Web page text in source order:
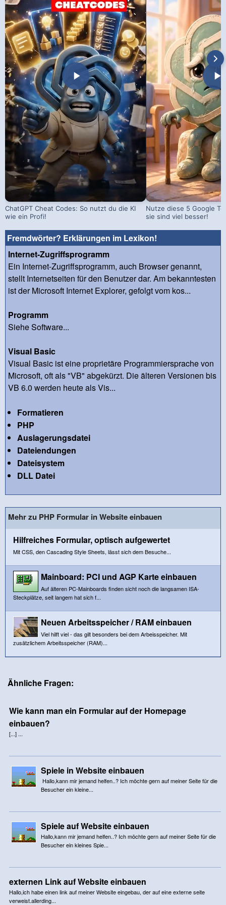
ChatGPT Cheat Codes: So nutzt du die KI
wie ein Profi!
Nutze diese 5 Google
sie sind viel besser!
Fremdwörter? Erklärungen im Lexikon!
Internet-Zugriffsprogramm
Ein Internet-Zugriffsprogramm, auch Browser genannt,
stellt Internetseiten für den Benutzer dar. Am bekanntesten
ist der Microsoft Internet Explorer, gefolgt vom kos...
Programm
Siehe Software...
Visual Basic
Visual Basic ist eine proprietäre Programmiersprache von
Microsoft, oft als "VB" abgekürzt. Die älteren Versionen bis
VB 6.0 werden heute als Vis...
Formatieren
PHP
Auslagerungsdatei
Dateiendungen
Dateisystem
DLL Datei
Mehr zu PHP Formular in Website einbauen
Hilfreiches Formular, optisch aufgewertet
Mit CSS, den Cascading Style Sheets, lässt sich dem Besuche...
Mainboard: PCI und AGP Karte einbauen
Auf älteren PC-Mainboards finden sicht noch die langsamen ISA-
Steckplätze, seit langem hat sich f...
Neuen Arbeitsspeicher / RAM einbauen
Viel hilft viel - das gilt besonders bei dem Arbeisspeicher. Mit
zusätzlichem Arbeitsspeicher (RAM)...
Ähnliche Fragen:
Wie kann man ein Formular auf der Homepage
einbauen?
[...] ...
Spiele in Website einbauen
Hallo,kann mir jemand helfen..? Ich möchte gern auf meiner Seite für die
Besucher ein kleine...
Spiele auf Website einbauen
Hallo,kann mir jemand helfen..? Ich möchte gern auf meiner Seite für die
Besucher ein kleines Spie...
externen Link auf Website einbauen
Hallo,ich habe einen link auf meiner Website eingebau, der auf eine externe seite
verweist.allerding...